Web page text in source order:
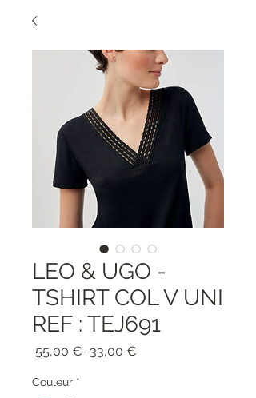
LEO & UGO -
TSHIRT COL V UNI
REF : TEJ691
55,00 € Prezzo
33,00 €
Couleur *